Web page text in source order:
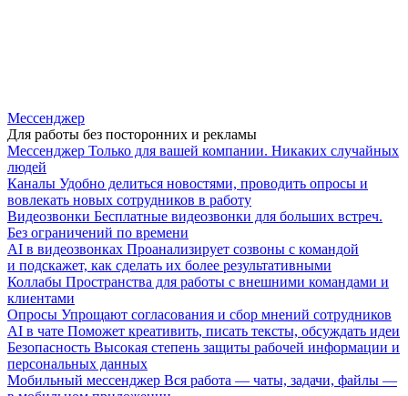
Мессенджер
Для работы без посторонних и рекламы
Мессенджер Только для вашей компании. Никаких случайных
людей
Каналы Удобно делиться новостями, проводить опросы и
вовлекать новых сотрудников в работу
Видеозвонки Бесплатные видеозвонки для больших встреч.
Без ограничений по времени
AI в видеозвонках Проанализирует созвоны с командой
и подскажет, как сделать их более результативными
Коллабы Пространства для работы с внешними командами и
клиентами
Опросы Упрощают согласования и сбор мнений сотрудников
AI в чате Поможет креативить, писать тексты, обсуждать идеи
Безопасность Высокая степень защиты рабочей информации и
персональных данных
Мобильный мессенджер Вся работа — чаты, задачи, файлы —